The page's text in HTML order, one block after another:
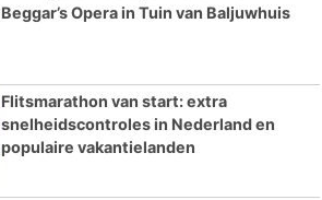
Beggar’s Opera in Tuin van Baljuwhuis
Flitsmarathon van start: extra
snelheidscontroles in Nederland en
populaire vakantielanden